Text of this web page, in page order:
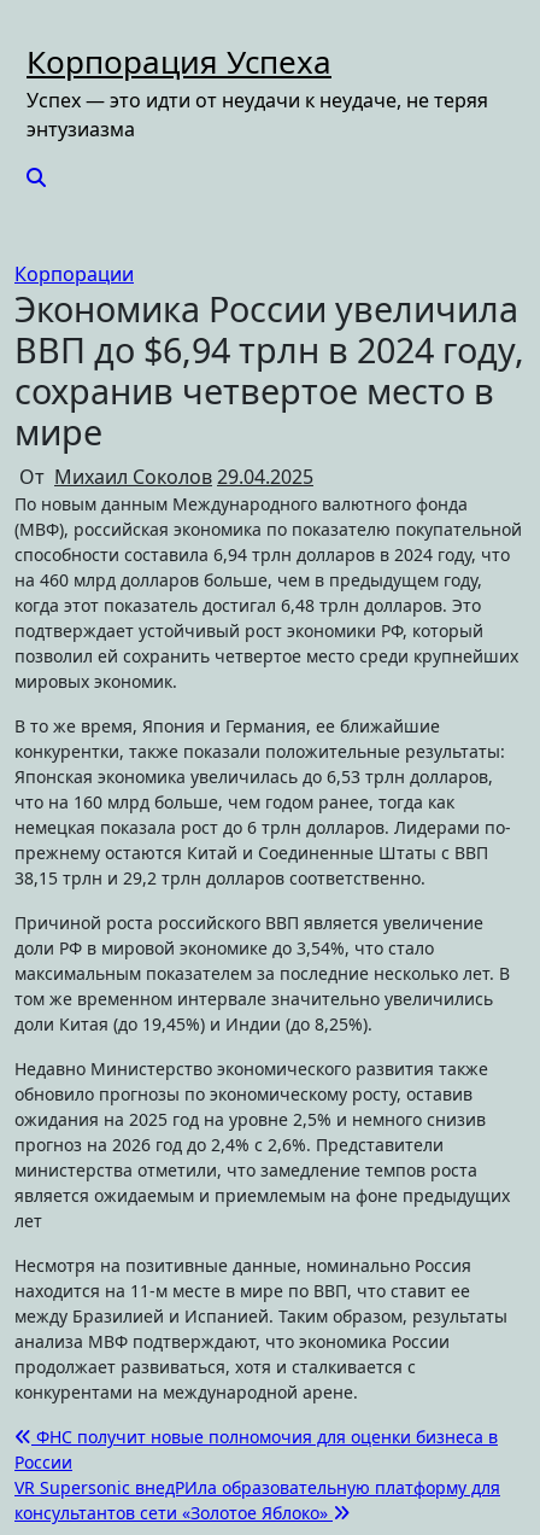
содержимому
Корпорация Успеха
Успех — это идти от неудачи к неудаче, не теряя
энтузиазма
Корпорации
Экономика России увеличила
ВВП до $6,94 трлн в 2024 году,
сохранив четвертое место в
мире
От Михаил Соколов29.04.2025
По новым данным Международного валютного фонда
(МВФ), российская экономика по показателю покупательной
способности составила 6,94 трлн долларов в 2024 году, что
на 460 млрд долларов больше, чем в предыдущем году,
когда этот показатель достигал 6,48 трлн долларов. Это
подтверждает устойчивый рост экономики РФ, который
позволил ей сохранить четвертое место среди крупнейших
мировых экономик.
В то же время, Япония и Германия, ее ближайшие
конкурентки, также показали положительные результаты:
Японская экономика увеличилась до 6,53 трлн долларов,
что на 160 млрд больше, чем годом ранее, тогда как
немецкая показала рост до 6 трлн долларов. Лидерами по-
прежнему остаются Китай и Соединенные Штаты с ВВП
38,15 трлн и 29,2 трлн долларов соответственно.
Причиной роста российского ВВП является увеличение
доли РФ в мировой экономике до 3,54%, что стало
максимальным показателем за последние несколько лет. В
том же временном интервале значительно увеличились
доли Китая (до 19,45%) и Индии (до 8,25%).
Недавно Министерство экономического развития также
обновило прогнозы по экономическому росту, оставив
ожидания на 2025 год на уровне 2,5% и немного снизив
прогноз на 2026 год до 2,4% с 2,6%. Представители
министерства отметили, что замедление темпов роста
является ожидаемым и приемлемым на фоне предыдущих
лет
Несмотря на позитивные данные, номинально Россия
находится на 11-м месте в мире по ВВП, что ставит ее
между Бразилией и Испанией. Таким образом, результаты
анализа МВФ подтверждают, что экономика России
продолжает развиваться, хотя и сталкивается с
конкурентами на международной арене.
Навигация
по
записям
ФНС получит новые полномочия для оценки бизнеса в
России
VR Supersonic внедРИла образовательную платформу для
консультантов сети «Золотое Яблоко»